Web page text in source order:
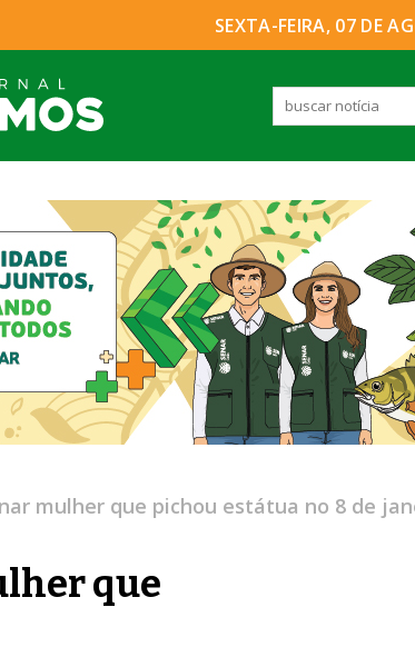
SEXTA-FEIRA, 07 DE
mulher que pichou estátua no 8 de
que